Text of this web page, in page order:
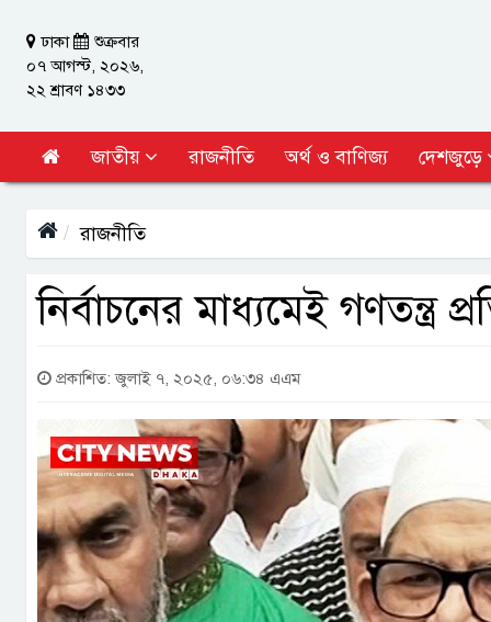
ঢাকা
শুক্রবার
০৭ আগস্ট, ২০২৬,
২২ শ্রাবণ ১৪৩৩
জাতীয় রাজনীতি অর্থ ও বাণিজ্য দেশজুড়ে
রাজনীতি
নির্বাচনের মাধ্যমেই গণতন্ত্র
প্রকাশিত: জুলাই ৭, ২০২৫, ০৬:৩৪ এএম